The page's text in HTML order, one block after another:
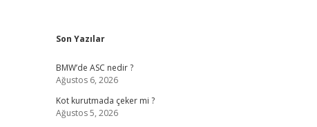
Sidebar
Son Yazılar
BMW’de ASC nedir ?
Ağustos 6, 2026
Kot kurutmada çeker mi ?
Ağustos 5, 2026